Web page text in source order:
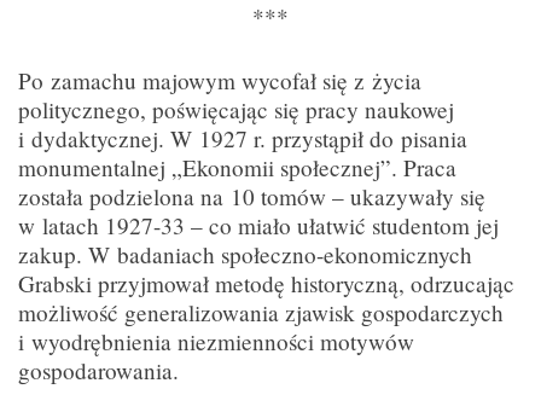
***
Po zamachu majowym wycofał się z życia
politycznego, poświęcając się pracy naukowej
i dydaktycznej. W 1927 r. przystąpił do pisania
monumentalnej „Ekonomii społecznej”. Praca
została podzielona na 10 tomów – ukazywały się
w latach 1927-33 – co miało ułatwić studentom jej
zakup. W badaniach społeczno-ekonomicznych
Grabski przyjmował metodę historyczną, odrzucając
możliwość generalizowania zjawisk gospodarczych
i wyodrębnienia niezmienności motywów
gospodarowania.